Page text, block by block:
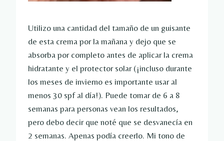
Utilizo una cantidad del tamaño de un guisante
de esta crema por la mañana y dejo que se
absorba por completo antes de aplicar la crema
hidratante y el protector solar (¡incluso durante
los meses de invierno es importante usar al
menos 30 spf al día!). Puede tomar de 6 a 8
semanas para personas vean los resultados,
pero debo decir que noté que se desvanecía en
2 semanas. Apenas podía creerlo. Mi tono de